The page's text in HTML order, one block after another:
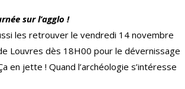
sur l’agglo !
les retrouver le vendredi 14 novembre
Louvres dès 18H00 pour le dévernissage
en jette ! Quand l’archéologie s’intéresse